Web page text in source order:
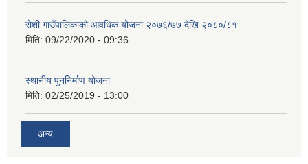
रोशी गाउँपालिकाको आवधिक योजना २०७६/७७ देखि २०८०/८१
मिति: 09/22/2020 - 09:36
स्थानीय पुननिर्माण योजना
मिति: 02/25/2019 - 13:00
अन्य